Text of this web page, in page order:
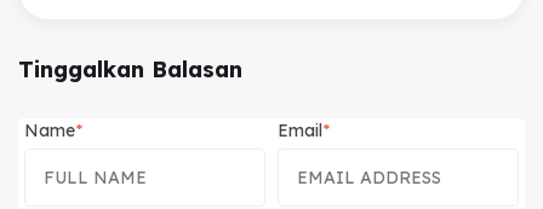
Tinggalkan Balasan
Name Email